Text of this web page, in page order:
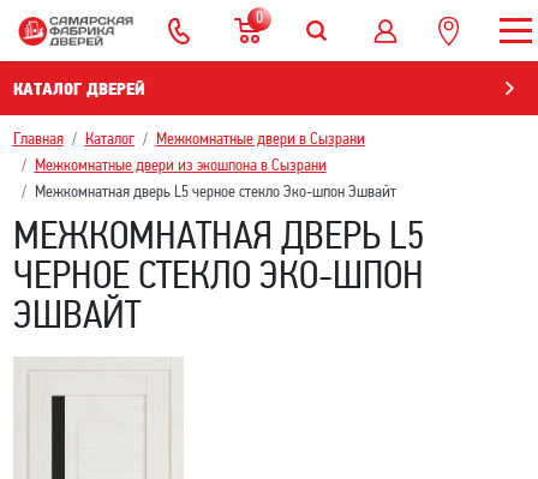
0
КАТАЛОГ ДВЕРЕЙ
Главная Каталог
Межкомнатные двери в Сызрани
Межкомнатные двери из экошпона в Сызрани
Межкомнатная дверь L5 черное стекло Эко-шпон Эшвайт
МЕЖКОМНАТНАЯ ДВЕРЬ L5
ЧЕРНОЕ СТЕКЛО ЭКО-ШПОН
ЭШВАЙТ